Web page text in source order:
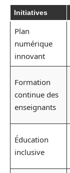
Initiatives
Plan
numérique
innovant
Formation
continue des
enseignants
Éducation
inclusive